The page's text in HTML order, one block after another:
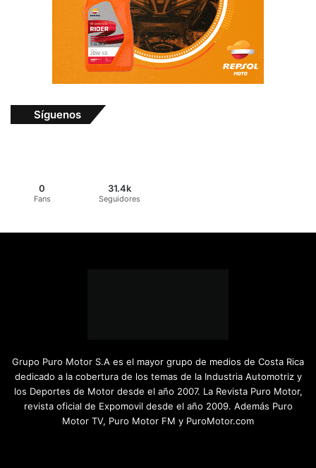
Síguenos
0
Fans
31.4k
Seguidores
Grupo Puro Motor S.A es el mayor grupo de medios de Costa Rica
dedicado a la cobertura de los temas de la Industria Automotriz y
los Deportes de Motor desde el año 2007. La Revista Puro Motor,
revista oficial de Expomovil desde el año 2009. Además Puro
Motor TV, Puro Motor FM y PuroMotor.com